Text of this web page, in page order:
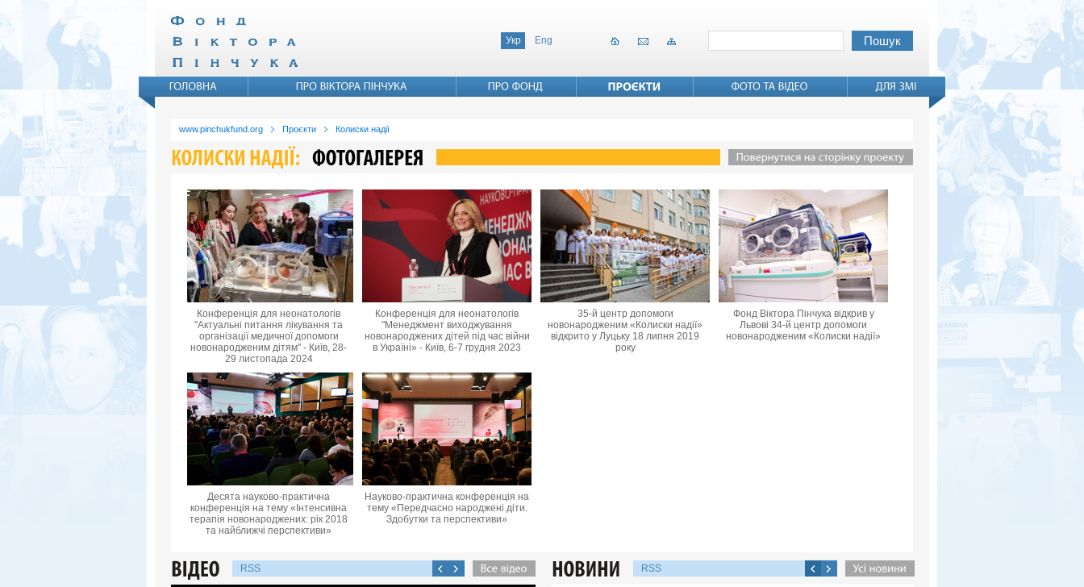
Укр Eng
www.pinchukfund.org Проєкти Колиски надії
Конференція для неонатологів
"Актуальні питання лікування та
організації медичної допомоги
новонародженим дітям" - Київ, 28-
29 листопада 2024
Конференція для неонатологів
"Менеджмент виходжування
новонароджених дітей під час війни
в Україні» - Київ, 6-7 грудня 2023
35-й центр допомоги
новонародженим «Колиски надії»
відкрито у Луцьку 18 липня 2019
року
Фонд Віктора Пінчука відкрив у
Львові 34-й центр допомоги
новонародженим «Колиски надії»
Десята науково-практична
конференцiя на тему «Інтенсивна
терапія новонароджених: рік 2018
та найближчі перспективи»
Науково-практична конференція на
тему «Передчасно народжені діти.
Здобутки та перспективи»
RSS RSS